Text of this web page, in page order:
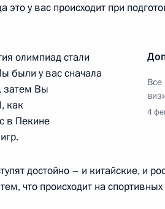
Альберто Фернандесом
партнёрство, ориентированное
у вас происходит при
Все
4
олимпиад стали
были у вас сначала
затем Вы
как
в Пекине
достойно – и китайские, и
что происходит на